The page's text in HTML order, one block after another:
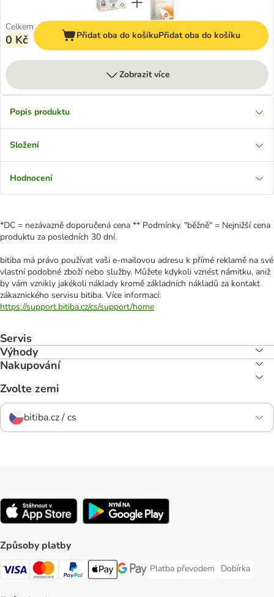
Celkem
0 Kč Přidat oba do košíkuPřidat oba do košíku
Zobrazit více
Popis produktu
Složení
Hodnocení
*DC = nezávazně doporučená cena ** Podmínky. "běžně" = Nejnižší cena
produktu za posledních 30 dní.
bitiba má právo používat vaši e-mailovou adresu k přímé reklamě na své
vlastní podobné zboží nebo služby. Můžete kdykoli vznést námitku, aniž
by vám vznikly jakékoli náklady kromě základních nákladů za kontakt
zákaznického servisu bitiba. Více informací:
https://support.bitiba.cz/cs/support/home
Servis
Výhody
Nakupování
Zvolte zemi
bitiba.cz / cs
Způsoby platby
Visa Payment Method
mastercard Payment Method
PayPal Payment Method
Apple pay Payment Method
Google Pay Payment Method
Platba převodem
Platba převodem Payment
Dobírka
Dobírka